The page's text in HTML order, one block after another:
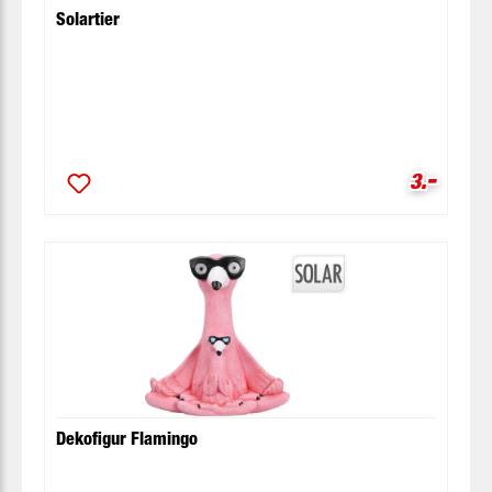
Solartier
3.-
Dekofigur Flamingo